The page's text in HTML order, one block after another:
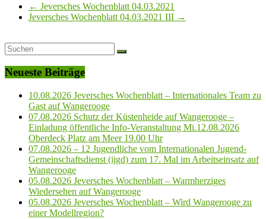
← Jeversches Wochenblatt 04.03.2021
Jeversches Wochenblatt 04.03.2021 III →
Neueste Beiträge
10.08.2026 Jeversches Wochenblatt – Internationales Team zu
Gast auf Wangerooge
07.08.2026 Schutz der Küstenheide auf Wangerooge –
Einladung öffentliche Info-Veranstaltung Mi.12.08.2026
Oberdeck Platz am Meer 19.00 Uhr
07.08.2026 – 12 Jugendliche vom Internationalen Jugend-
Gemeinschaftsdienst (ijgd) zum 17. Mal im Arbeitseinsatz auf
Wangerooge
05.08.2026 Jeversches Wochenblatt – Warmherziges
Wiedersehen auf Wangerooge
05.08.2026 Jeversches Wochenblatt – Wird Wangerooge zu
einer Modellregion?